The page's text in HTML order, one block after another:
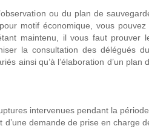
ou du plan de
motif économique, vous
maintenu, il vous faut prouver
la consultation des délégués
ainsi qu’à l’élaboration d’un
intervenues pendant la
d’une demande de prise en